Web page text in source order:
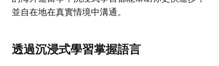
並自在地在真實情境中溝通。
透過沉浸式學習掌握語言